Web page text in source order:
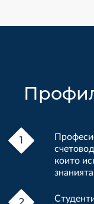
които